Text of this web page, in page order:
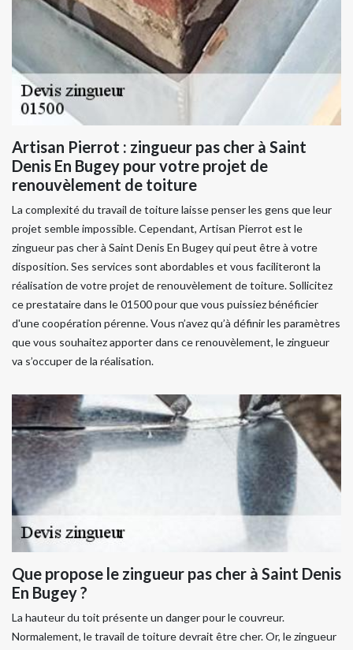
Artisan Pierrot : zingueur pas cher à Saint
Denis En Bugey pour votre projet de
renouvèlement de toiture
La complexité du travail de toiture laisse penser les gens que leur
projet semble impossible. Cependant, Artisan Pierrot est le
zingueur pas cher à Saint Denis En Bugey qui peut être à votre
disposition. Ses services sont abordables et vous faciliteront la
réalisation de votre projet de renouvèlement de toiture. Sollicitez
ce prestataire dans le 01500 pour que vous puissiez bénéficier
d'une coopération pérenne. Vous n’avez qu’à définir les paramètres
que vous souhaitez apporter dans ce renouvèlement, le zingueur
va s’occuper de la réalisation.
Que propose le zingueur pas cher à Saint Denis
En Bugey ?
La hauteur du toit présente un danger pour le couvreur.
Normalement, le travail de toiture devrait être cher. Or, le zingueur